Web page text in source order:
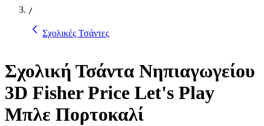
/
Σχολικές Τσάντες
Σχολική Τσάντα Νηπιαγωγείου
3D Fisher Price Let's Play
Μπλε Πορτοκαλί